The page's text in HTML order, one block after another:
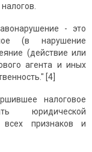
- это
(в нарушение
(действие или
агента и иных
[4]
налоговое
юридической
всех признаков и